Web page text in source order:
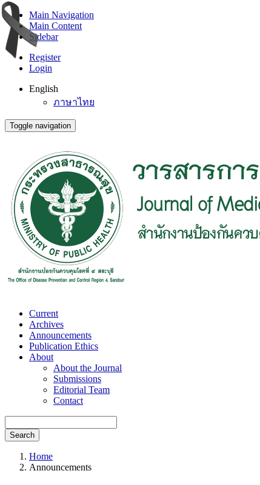
Main Navigation
Main Content
Sidebar
Register
Login
English
ภาษาไทย
Toggle navigation
Current
Archives
Announcements
Publication Ethics
About
About the Journal
Submissions
Editorial Team
Contact
Search
Home
Announcements